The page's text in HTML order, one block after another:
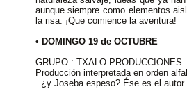
aunque siempre como elementos
la risa. ¡Que comience la aventura!
• DOMINGO 19 de OCTUBRE
GRUPO : TXALO PRODUCCIONES
Producción interpretada en orden
..¿y Joseba espeso? Ése es el autor